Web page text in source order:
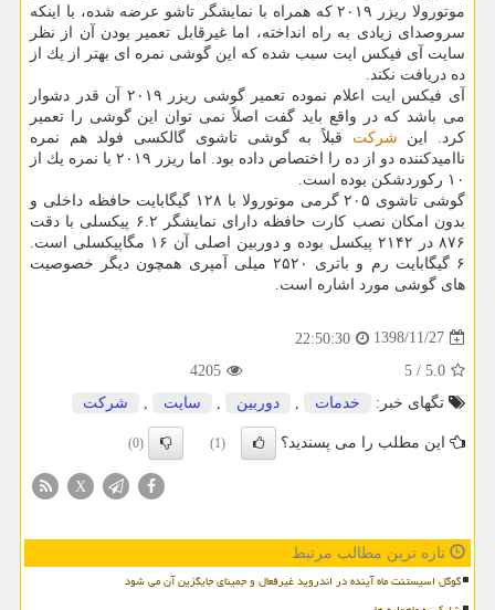
موتورولا ریزر ۲۰۱۹ كه همراه با نمایشگر تاشو عرضه شده، با اینكه
سروصدای زیادی به راه انداخته، اما غیرقابل تعمیر بودن آن از نظر
سایت آی فیكس ایت سبب شده كه این گوشی نمره ای بهتر از یك از
ده دریافت نكند.
آی فیكس ایت اعلام نموده تعمیر گوشی ریزر ۲۰۱۹ آن قدر دشوار
می باشد كه در واقع باید گفت اصلاً نمی توان این گوشی را تعمیر
كرد. این شركت قبلاً به گوشی تاشوی گالكسی فولد هم نمره
ناامیدكننده دو از ده را اختصاص داده بود. اما ریزر ۲۰۱۹ با نمره یك از
۱۰ ركوردشكن بوده است.
گوشی تاشوی ۲۰۵ گرمی موتورولا با ۱۲۸ گیگابایت حافظه داخلی و
بدون امكان نصب كارت حافظه دارای نمایشگر ۶.۲ پیكسلی با دقت
۸۷۶ در ۲۱۴۲ پیكسل بوده و دوربین اصلی آن ۱۶ مگاپیكسلی است.
۶ گیگابایت رم و باتری ۲۵۲۰ میلی آمپری همچون دیگر خصوصیت
های گوشی مورد اشاره است.
1398/11/27
22:50:30
5.0
/
5
4205
تگهای خبر:
خدمات دوربین سایت شركت
این مطلب را می پسندید؟ (1)
(0)
X
تازه ترین مطالب مرتبط
گوگل اسیستنت ماه آینده در اندروید غیرفعال و جمینای جایگزین آن می شود